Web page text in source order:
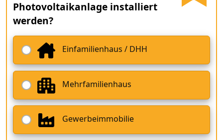
Photovoltaikanlage installiert
werden?
Einfamilienhaus / DHH
Mehrfamilienhaus
Gewerbeimmobilie